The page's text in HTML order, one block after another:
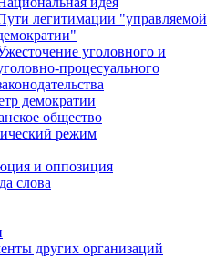
легитимации "управляемой
уголовного и
процесуального
демократии
общество
режим
и оппозиция
слова
других организаций